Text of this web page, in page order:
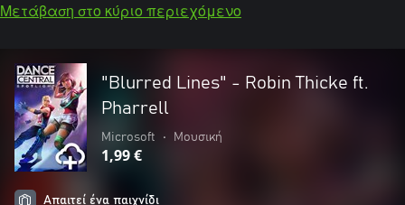
Μετάβαση στο κύριο περιεχόμενο
"Blurred Lines" - Robin Thicke ft.
Pharrell
Microsoft • Μουσική
1,99 €
Απαιτεί ένα παιχνίδι